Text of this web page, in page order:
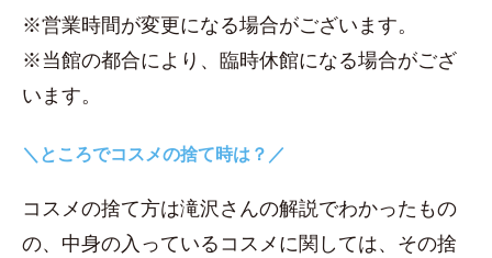
※営業時間が変更になる場合がございます。
※当館の都合により、臨時休館になる場合がござ
います。
＼ところでコスメの捨て時は？／
コスメの捨て方は滝沢さんの解説でわかったもの
の、中身の入っているコスメに関しては、その捨